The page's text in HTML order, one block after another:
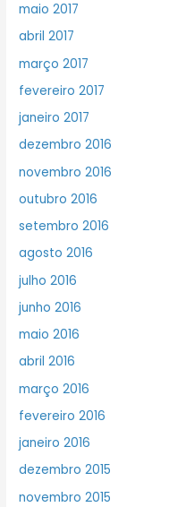
maio 2017
abril 2017
março 2017
fevereiro 2017
janeiro 2017
dezembro 2016
novembro 2016
outubro 2016
setembro 2016
agosto 2016
julho 2016
junho 2016
maio 2016
abril 2016
março 2016
fevereiro 2016
janeiro 2016
dezembro 2015
novembro 2015